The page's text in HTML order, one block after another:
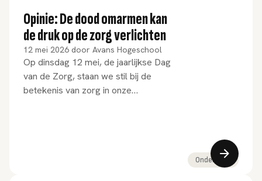
Onderzoek
Opinie: De dood omarmen kan
de druk op de zorg verlichten
12 mei 2026 door Avans Hogeschool
Op dinsdag 12 mei, de jaarlijkse Dag
van de Zorg, staan we stil bij de
betekenis van zorg in onze